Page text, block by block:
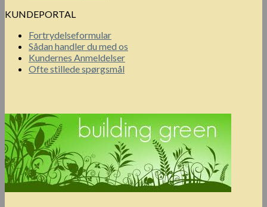
KUNDEPORTAL
Fortrydelseformular
Sådan handler du med os
Kundernes Anmeldelser
Ofte stillede spørgsmål